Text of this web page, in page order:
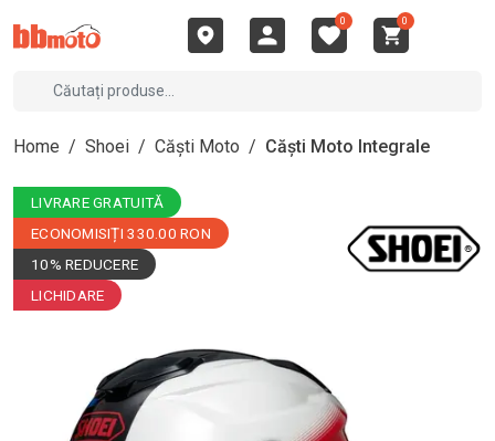
0 0
Home / Shoei / Căști Moto / Căști Moto Integrale
LIVRARE GRATUITĂ
ECONOMISIȚI 330.00 RON
10% REDUCERE
LICHIDARE